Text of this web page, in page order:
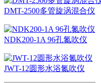
DMT-2500多管旋涡混合仪
NDK200-1A 96孔氮吹仪
JWT-12圆形水浴氮吹仪